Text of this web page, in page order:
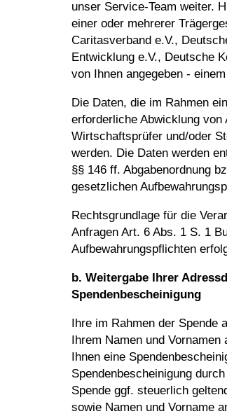
unser Service-Team weiter.
einer oder mehrerer
Caritasverband e.V.,
Entwicklung e.V., Deutsche
von Ihnen angegeben -
Die Daten, die im Rahmen
erforderliche Abwicklung von
Wirtschaftsprüfer und/oder
werden. Die Daten werden
§§ 146 ff. Abgabenordnung
gesetzlichen
Rechtsgrundlage für die
Anfragen Art. 6 Abs. 1 S. 1
Aufbewahrungspflichten
b. Weitergabe Ihrer
Spendenbescheinigung
Ihre im Rahmen der Spende
Ihrem Namen und
Ihnen eine
Spendenbescheinigung
Spende ggf. steuerlich
sowie Namen und Vorname